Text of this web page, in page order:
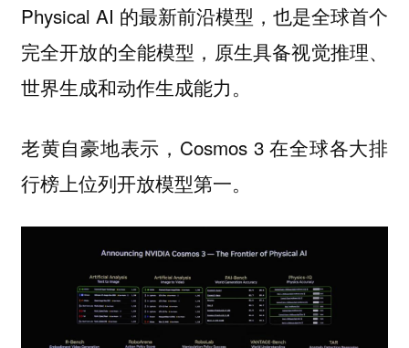
Physical AI 的最新前沿模型，也是全球首个
完全开放的全能模型，原生具备视觉推理、
世界生成和动作生成能力。
老黄自豪地表示，Cosmos 3 在全球各大排
行榜上位列开放模型第一。